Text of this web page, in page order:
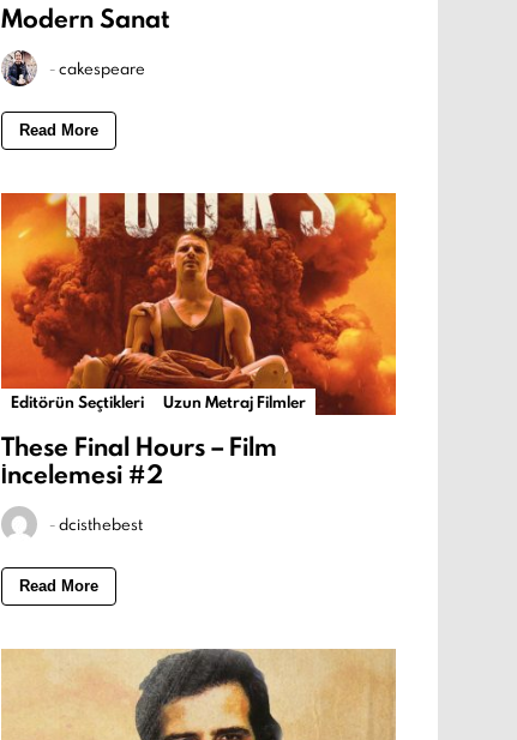
Modern Sanat
-cakespeare
Read More
Editörün Seçtikleri Uzun Metraj Filmler
These Final Hours – Film
İncelemesi #2
-dcisthebest
Read More